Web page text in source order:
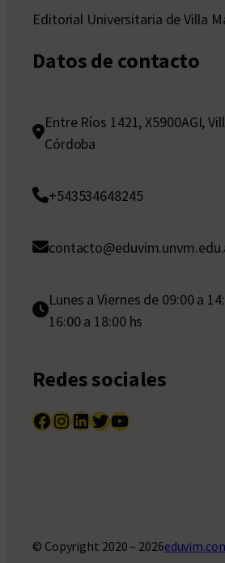
Editorial Universitaria de Villa
Datos de contacto
Entre Ríos 1421, X5900AGI,
Córdoba
+543534648245
Lunes a Viernes de 09:00 a
16:00 a 18:00 hs
Redes sociales
Facebook InstagramLinkedIn Twitter YouTube
© Copyright 2020 – 2026